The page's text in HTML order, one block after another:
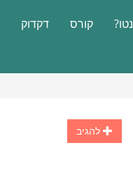
קורס דקדוק
להגיב